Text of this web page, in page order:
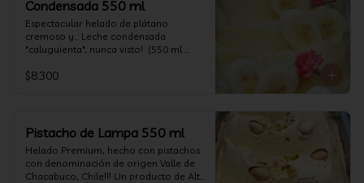
Condensada 550 ml
Espectacular helado de plátano
cremoso y... Leche condensada
"caluguienta", nunca visto!  (550 ml
$8.300
Pistacho de Lampa 550 ml
Helado Premium, hecho con pistachos
con denominación de origen Valle de
Chacabuco, Chile!!! Un producto de Alta